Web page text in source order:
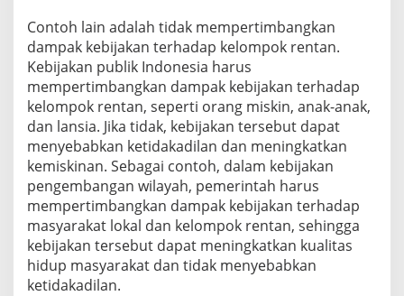
Contoh lain adalah tidak mempertimbangkan
dampak kebijakan terhadap kelompok rentan.
Kebijakan publik Indonesia harus
mempertimbangkan dampak kebijakan terhadap
kelompok rentan, seperti orang miskin, anak-anak,
dan lansia. Jika tidak, kebijakan tersebut dapat
menyebabkan ketidakadilan dan meningkatkan
kemiskinan. Sebagai contoh, dalam kebijakan
pengembangan wilayah, pemerintah harus
mempertimbangkan dampak kebijakan terhadap
masyarakat lokal dan kelompok rentan, sehingga
kebijakan tersebut dapat meningkatkan kualitas
hidup masyarakat dan tidak menyebabkan
ketidakadilan.